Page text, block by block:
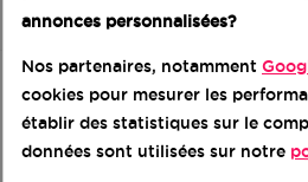
annonces personnalisées?
Nos partenaires, notamment
cookies pour mesurer les
établir des statistiques sur le
données sont utilisées sur notre